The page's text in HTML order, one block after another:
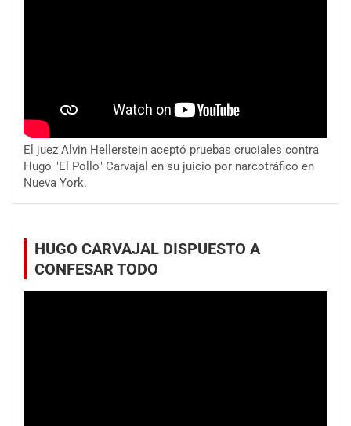
El juez Alvin Hellerstein aceptó pruebas cruciales contra
Hugo "El Pollo" Carvajal en su juicio por narcotráfico en
Nueva York.
HUGO CARVAJAL DISPUESTO A
CONFESAR TODO